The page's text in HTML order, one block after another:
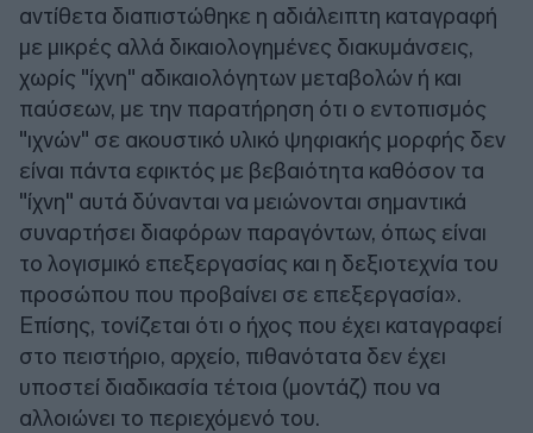
αντίθετα διαπιστώθηκε η αδιάλειπτη καταγραφή
με μικρές αλλά δικαιολογημένες διακυμάνσεις,
χωρίς "ίχνη" αδικαιολόγητων μεταβολών ή και
παύσεων, με την παρατήρηση ότι ο εντοπισμός
"ιχνών" σε ακουστικό υλικό ψηφιακής μορφής δεν
είναι πάντα εφικτός με βεβαιότητα καθόσον τα
"ίχνη" αυτά δύνανται να μειώνονται σημαντικά
συναρτήσει διαφόρων παραγόντων, όπως είναι
το λογισμικό επεξεργασίας και η δεξιοτεχνία του
προσώπου που προβαίνει σε επεξεργασία».
Επίσης, τονίζεται ότι ο ήχος που έχει καταγραφεί
στο πειστήριο, αρχείο, πιθανότατα δεν έχει
υποστεί διαδικασία τέτοια (μοντάζ) που να
αλλοιώνει το περιεχόμενό του.